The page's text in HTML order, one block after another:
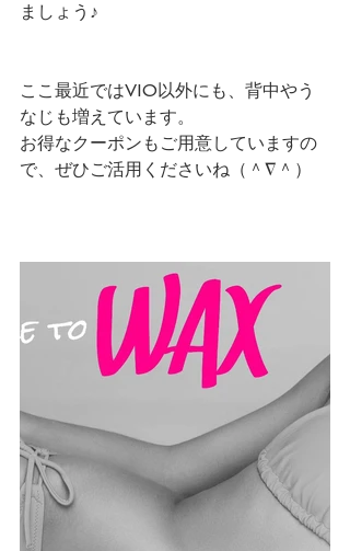
ましょう♪
ここ最近ではVIO以外にも、背中やう
なじも増えています。
お得なクーポンもご用意していますの
で、ぜひご活用くださいね（＾∇＾）